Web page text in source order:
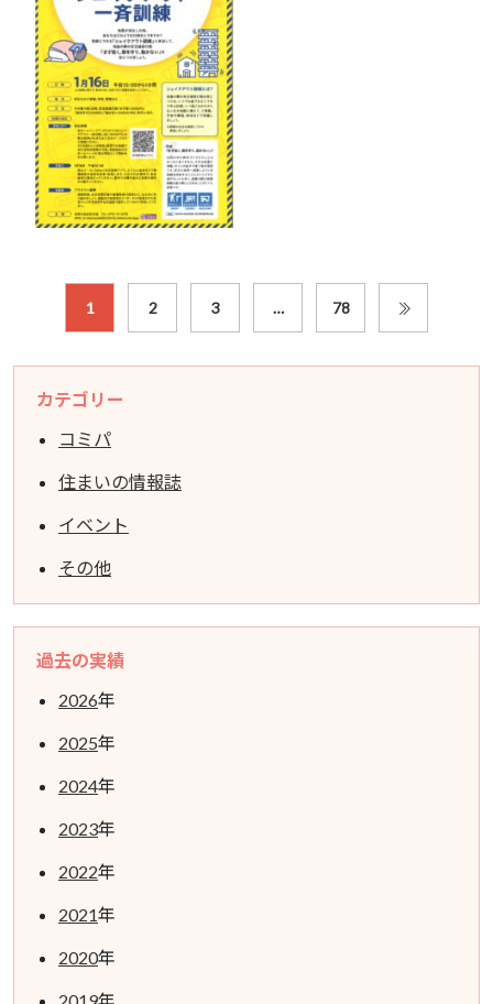
1 2 3 … 78
カテゴリー
コミパ
住まいの情報誌
イベント
その他
過去の実績
2026年
2025年
2024年
2023年
2022年
2021年
2020年